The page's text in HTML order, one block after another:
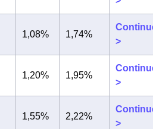
1,08% 1,74%
>
1,20% 1,95%
>
1,55% 2,22%
>